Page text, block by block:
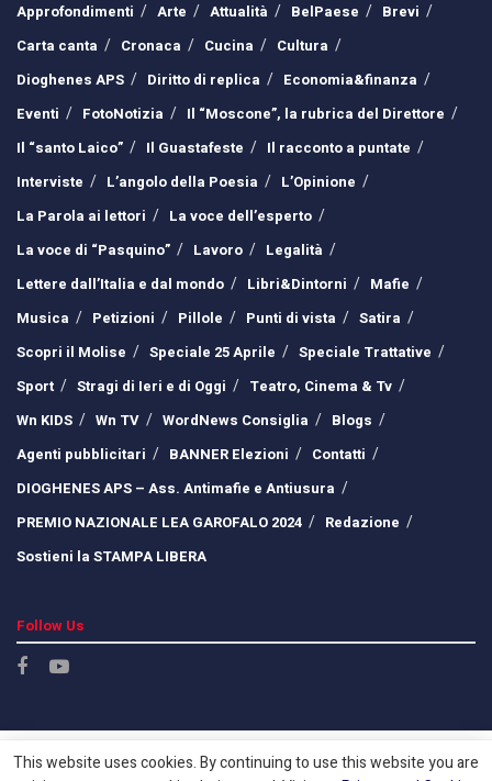
Approfondimenti
Arte Attualità BelPaese
Brevi
Carta canta
Cronaca Cucina
Cultura
Dioghenes APS
Diritto di replica
Economia&finanza
Eventi
FotoNotizia
Il “Moscone”, la rubrica del Direttore
Il “santo Laico”
Il Guastafeste
Il racconto a puntate
Interviste
L’angolo della Poesia
L’Opinione
La Parola ai lettori
La voce dell’esperto
La voce di “Pasquino”
Lavoro
Legalità
Lettere dall’Italia e dal mondo
Libri&Dintorni
Mafie
Musica
Petizioni Pillole Punti di vista
Satira
Scopri il Molise
Speciale 25 Aprile
Speciale Trattative
Sport
Stragi di Ieri e di Oggi
Teatro, Cinema & Tv
Wn KIDS
Wn TV WordNews Consiglia
Blogs
Agenti pubblicitari
BANNER Elezioni
Contatti
DIOGHENES APS – Ass. Antimafie e Antiusura
PREMIO NAZIONALE LEA GAROFALO 2024
Redazione
Sostieni la STAMPA LIBERA
Follow Us
This website uses cookies. By continuing to use this website you are